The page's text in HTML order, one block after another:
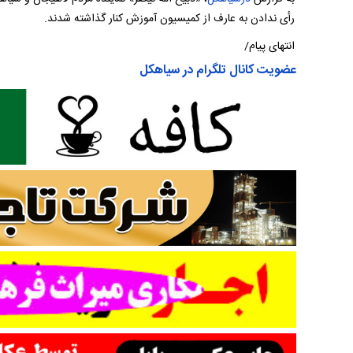
رأی ندادن به عارف از کمیسیون آموزش کنار گذاشته شدند.
انتهای پیام/
عضویت کانال تلگرام در سیاهکل